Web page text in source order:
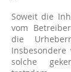
Soweit die
vom
die
solche